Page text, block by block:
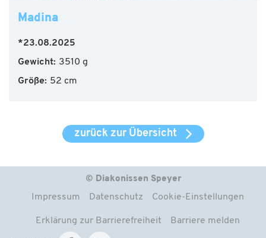
Madina
*23.08.2025
Gewicht: 3510 g
Größe: 52 cm
zurück zur Übersicht
© Diakonissen Speyer
Impressum Datenschutz Cookie-Einstellungen
Erklärung zur Barrierefreiheit Barriere melden